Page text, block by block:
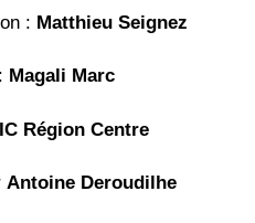
: Matthieu Seignez
Magali Marc
Région Centre
Antoine Deroudilhe